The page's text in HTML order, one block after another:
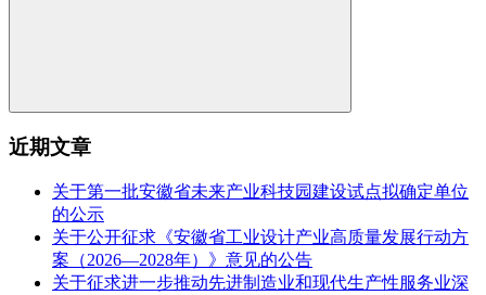
近期文章
关于第一批安徽省未来产业科技园建设试点拟确定单位
的公示
关于公开征求《安徽省工业设计产业高质量发展行动方
案（2026—2028年）》意见的公告
关于征求进一步推动先进制造业和现代生产性服务业深